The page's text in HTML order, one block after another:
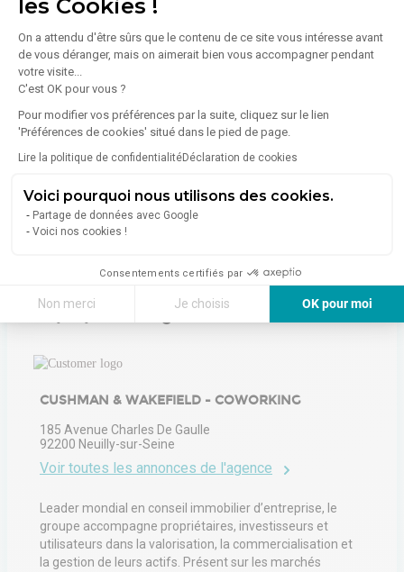
les Cookies !
On a attendu d'être sûrs que le contenu de ce site vous intéresse avant
de vous déranger, mais on aimerait bien vous accompagner pendant
votre visite...
C'est OK pour vous ?
Pour modifier vos préférences par la suite, cliquez sur le lien
'Préférences de cookies' situé dans le pied de page.
Lire la politique de confidentialitéDéclaration de cookies
Voici pourquoi nous utilisons des cookies.
Partage de données avec Google
Voici nos cookies !
Consentements certifiés par
Non merci Je choisis
OK pour moi
Notre plateforme vous permet d'adapter et de gérer vos paramètres
Diagnostic de performance énergétique (DPE)
Consommation (énergie primaire) :
Indice d'émission de gaz à effet de serre (GES)
Émissions : Non communiqué
En savoir plus sur le bien
CUSHMAN & WAKEFIELD - COWORKING
185 Avenue Charles De Gaulle
92200 Neuilly-sur-Seine
Voir toutes les annonces de l'agence
Leader mondial en conseil immobilier d’entreprise, le
groupe accompagne propriétaires, investisseurs et
utilisateurs dans la valorisation, la commercialisation et
la gestion de leurs actifs. Présent sur les marchés